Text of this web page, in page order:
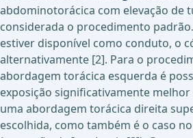
abdominotorácica com elevação de
considerada o procedimento
estiver disponível como conduto, o
alternativamente [2]. Para o
abordagem torácica esquerda é
exposição significativamente melhor
uma abordagem torácica direita
escolhida, como também é o caso